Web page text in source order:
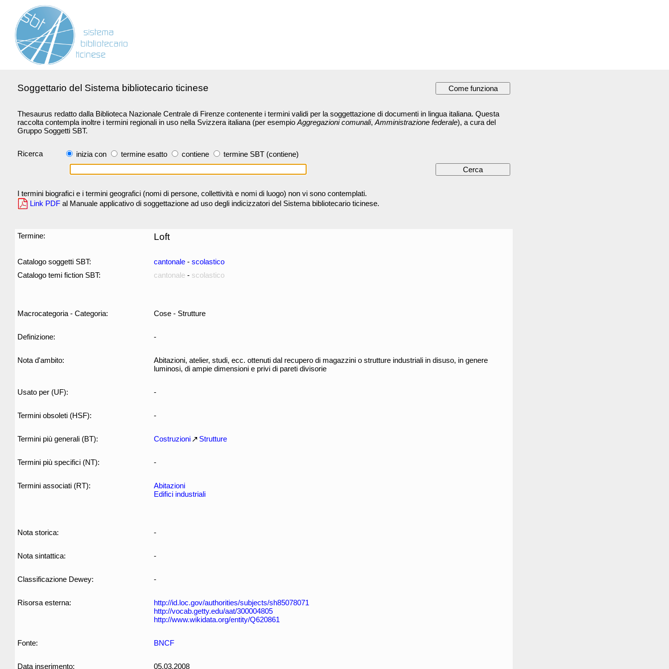
Soggettario del Sistema bibliotecario ticinese
Thesaurus redatto dalla Biblioteca Nazionale Centrale di Firenze contenente i termini validi per la soggettazione di documenti in lingua italiana. Questa
raccolta contempla inoltre i termini regionali in uso nella Svizzera italiana (per esempio Aggregazioni comunali, Amministrazione federale), a cura del
Gruppo Soggetti SBT.
Ricerca inizia con termine esatto contiene termine SBT (contiene)
I termini biografici e i termini geografici (nomi di persone, collettività e nomi di luogo) non vi sono contemplati.
Link PDF al Manuale applicativo di soggettazione ad uso degli indicizzatori del Sistema bibliotecario ticinese.
Termine: Loft
Catalogo soggetti SBT: cantonale - scolastico
Catalogo temi fiction SBT:
cantonale - scolastico
Macrocategoria - Categoria: Cose - Strutture
Definizione: -
Nota d'ambito:
Abitazioni, atelier, studi, ecc. ottenuti dal recupero di magazzini o strutture industriali in disuso, in genere
luminosi, di ampie dimensioni e privi di pareti divisorie
Usato per (UF): -
Termini obsoleti (HSF): -
Termini più generali (BT): Costruzioni Strutture
Termini più specifici (NT): -
Termini associati (RT):
Abitazioni
Edifici industriali
Nota storica: -
Nota sintattica: -
Classificazione Dewey: -
Risorsa esterna:
http://id.loc.gov/authorities/subjects/sh85078071
http://vocab.getty.edu/aat/300004805
http://www.wikidata.org/entity/Q620861
Fonte: BNCF
Data inserimento: 05.03.2008